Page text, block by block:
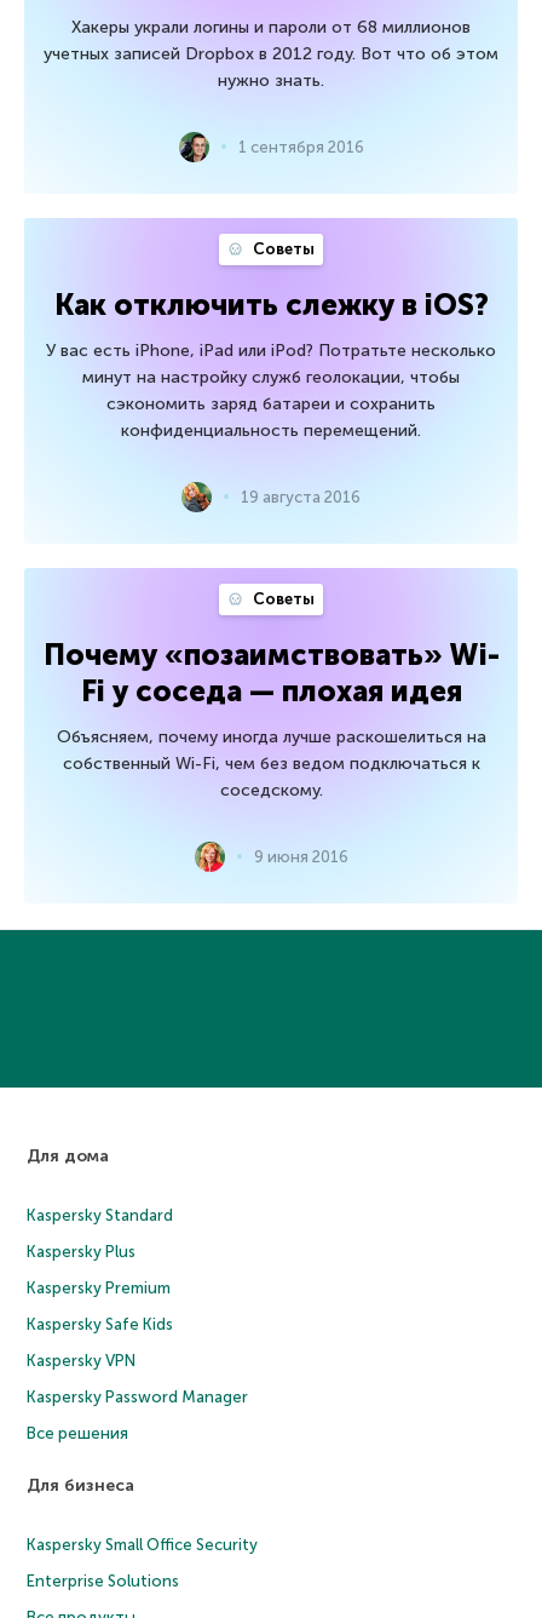
Хакеры украли логины и пароли от 68 миллионов
учетных записей Dropbox в 2012 году. Вот что об этом
нужно знать.
1 сентября 2016
Советы
Как отключить слежку в iOS?
У вас есть iPhone, iPad или iPod? Потратьте несколько
минут на настройку служб геолокации, чтобы
сэкономить заряд батареи и сохранить
конфиденциальность перемещений.
19 августа 2016
Советы
Почему «позаимствовать» Wi-
Fi у соседа — плохая идея
Объясняем, почему иногда лучше раскошелиться на
собственный Wi-Fi, чем без ведом подключаться к
соседскому.
9 июня 2016
Для дома
Kaspersky Standard
Kaspersky Plus
Kaspersky Premium
Kaspersky Safe Kids
Kaspersky VPN
Kaspersky Password Manager
Все решения
Для бизнеса
Kaspersky Small Office Security
Enterprise Solutions